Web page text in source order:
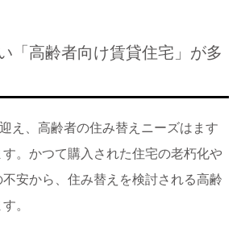
「高齢者向け賃貸住宅」が多
え、高齢者の住み替えニーズはます
。かつて購入された住宅の老朽化や
安から、住み替えを検討される高齢
。